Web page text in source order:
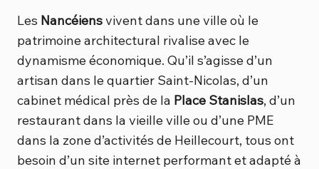
Les Nancéiensvivent dans une ville où le
patrimoine architectural rivalise avec le
dynamisme économique. Qu’il s’agisse d’un
artisan dans le quartier Saint-Nicolas, d’un
cabinet médical près de la Place Stanislas, d’un
restaurant dans la vieille ville ou d’une PME
dans la zone d’activités de Heillecourt, tous ont
besoin d’un site internet performant et adapté à